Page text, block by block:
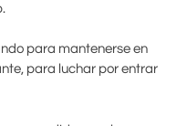
para mantenerse en
para luchar por entrar